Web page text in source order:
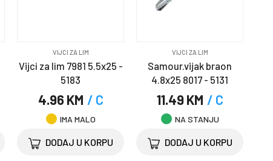
VIJCI ZA LIM
Vijci za lim 7981 5.5x25 -
5183
4.96 KM / C
IMA MALO
DODAJ U KORPU
VIJCI ZA LIM
Samour.vijak braon
4.8x25 8017 - 5131
11.49 KM / C
NA STANJU
DODAJ U KORPU